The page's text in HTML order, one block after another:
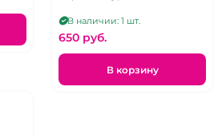
В наличии: 1 шт.
650 pуб.
В корзину